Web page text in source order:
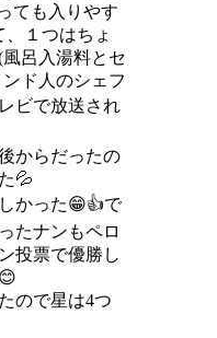
ても入りやす
１つはちょ
呂入湯料とセ
ド人のシェフ
ビで放送され
からだったの
💦
かった😁👍で
たナンもペロ
投票で優勝し
ので星は4つ